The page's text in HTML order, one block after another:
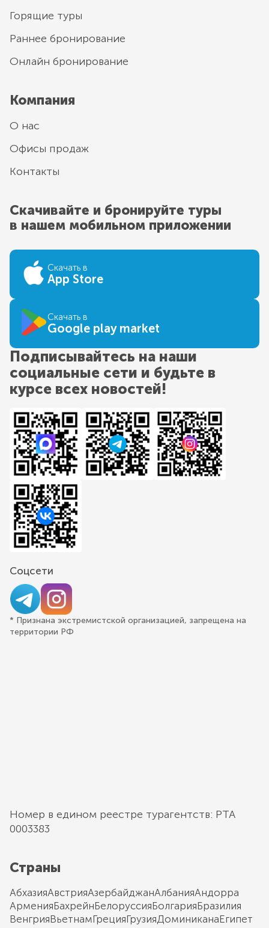
Горящие туры
Раннее бронирование
Онлайн бронирование
Компания
О нас
Офисы продаж
Контакты
Скачивайте и бронируйте туры
в нашем мобильном приложении
Скачать в
App Store
Скачать в
Google play market
Подписывайтесь на наши
социальные сети и будьте в
курсе всех новостей!
Соцсети
* Признана экстремистской организацией, запрещена на
территории РФ
Номер в едином реестре турагентств: РТА
0003383
Страны
АбхазияАвстрияАзербайджанАлбанияАндорра
АрменияБахрейнБелоруссияБолгарияБразилия
ВенгрияВьетнамГрецияГрузияДоминиканаЕгипет